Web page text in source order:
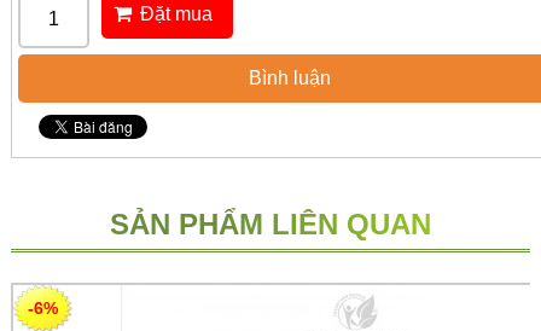
Đặt mua
Bình luận
SẢN PHẨM LIÊN QUAN
-6%